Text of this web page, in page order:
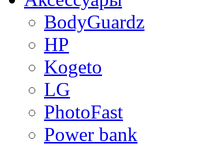
BodyGuardz
HP
Kogeto
LG
PhotoFast
Power bank